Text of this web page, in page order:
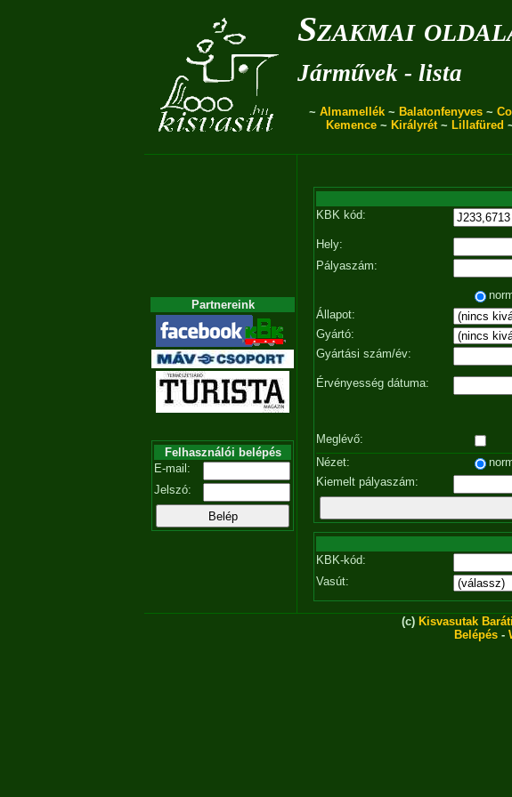
Szakmai
Járművek - lista
~ Almamellék ~ Balatonfenyves ~
Kemence~ Királyrét~ Lillafüred
Partnereink
Felhasználói belépés
E-mail:
Jelszó:
KBK kód:
Hely:
Pályaszám:
Állapot:
Gyártó:
Gyártási szám/év:
Érvényesség dátuma:
Meglévő:
Nézet:
Kiemelt pályaszám:
KBK-kód:
Vasút:
(c) Kisvasutak
Belépés -